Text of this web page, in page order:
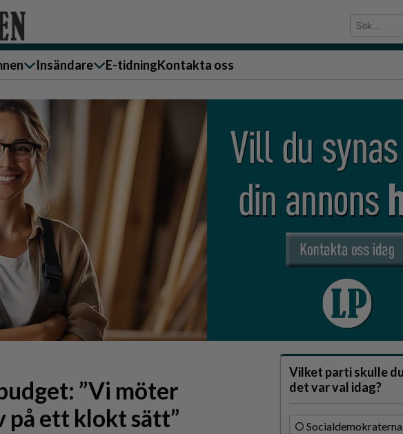
& Nöje
Nyheter
Näringsliv
Insändare
Skicka insändare till oss
Härryda
Lerum
Göteborg
Backa/Kärra
Hisingen
Sydväst
E-tidningKontakta oss
”Vi möter
på ett klokt sätt”
Vilket parti skulle
det var val idag?
Socialdemokraterna